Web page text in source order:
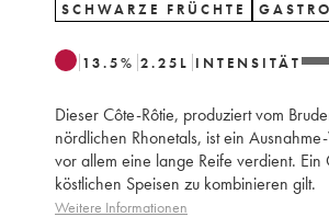
SCHWARZE FRÜCHTE
13.5% 2.25 L INTENSITÄT
Dieser Côte-Rôtie, produziert vom
nördlichen Rhonetals, ist ein
vor allem eine lange Reife verdient.
köstlichen Speisen zu kombinieren gilt.
Weitere Informationen